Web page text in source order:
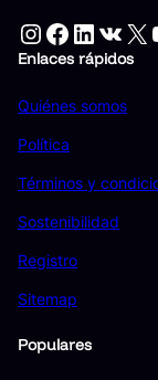
Instagram Facebook LinkedIn VK X
Enlaces rápidos
Quiénes somos
Política
Términos y
Sostenibilidad
Registro
Sitemap
Populares